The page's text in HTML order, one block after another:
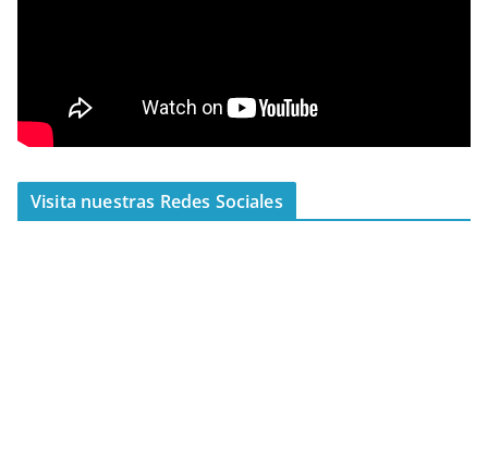
Visita nuestras Redes Sociales